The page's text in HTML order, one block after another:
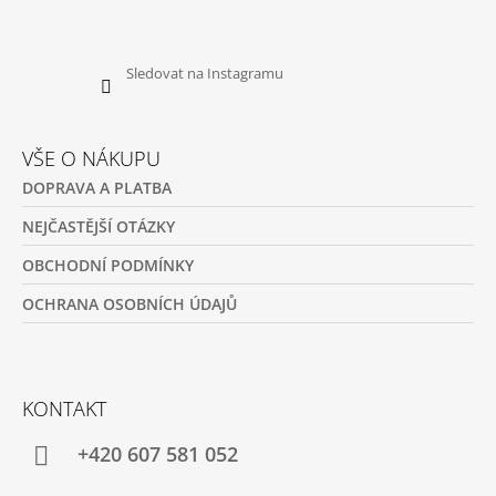
Sledovat na Instagramu
VŠE O NÁKUPU
DOPRAVA A PLATBA
NEJČASTĚJŠÍ OTÁZKY
OBCHODNÍ PODMÍNKY
OCHRANA OSOBNÍCH ÚDAJŮ
KONTAKT
+420 607 581 052